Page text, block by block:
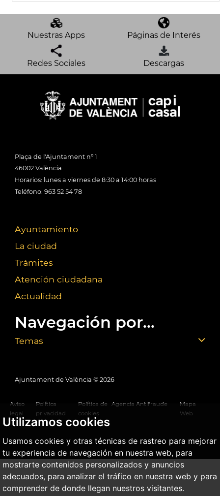
Utilizamos cookies
Usamos cookies y otras técnicas de rastreo para mejorar
tu experiencia de navegación en nuestra web, para
mostrarte contenidos personalizados y anuncios
adecuados, para analizar el tráfico en nuestra web y para
comprender de donde llegan nuestros visitantes.
Nuestras Apps Páginas de Interés
Redes Sociales Descargas
Plaça de l'Ajuntament nº 1
46002 València
Horarios: lunes a viernes de 8:30 a 14:00 horas
Teléfono: 963 52 54 78
Ayuntamiento
La ciudad
Trámites
Atención ciudadana
Actualidad
Navegación por...
Temas
Ajuntament de València © 2026
Aviso
legal
Política
privacidad
Política de
cookies
Agencia Antifraude
Mapa
Web